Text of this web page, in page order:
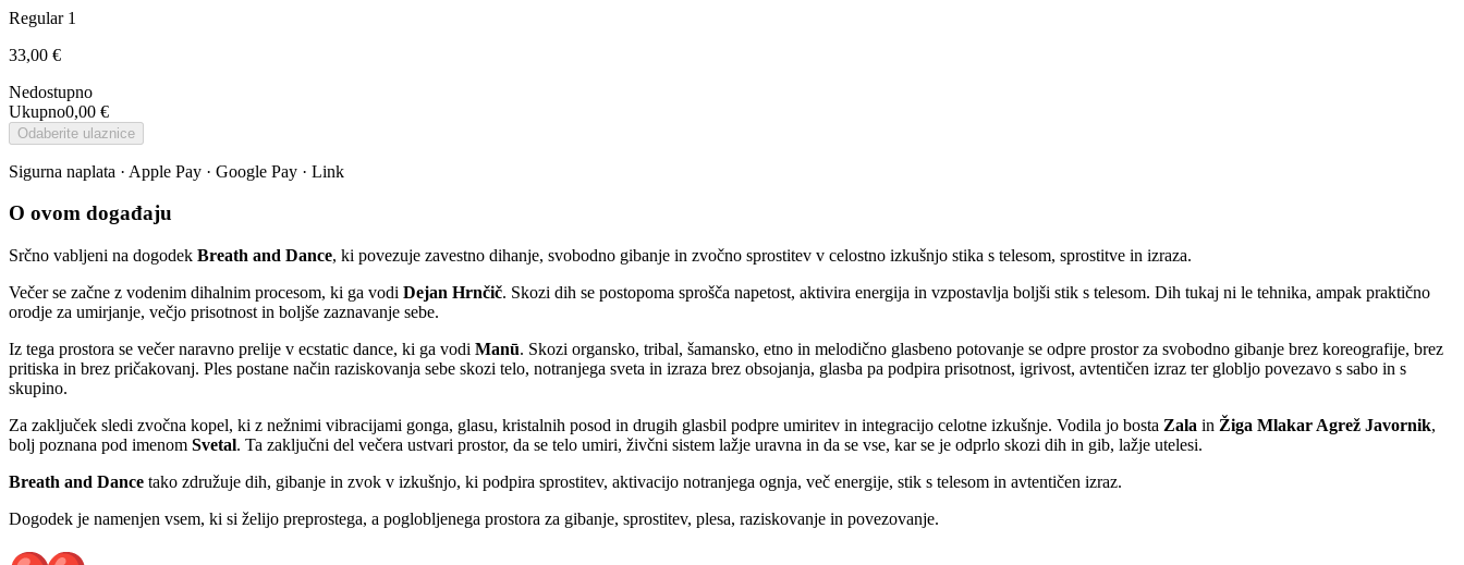
Regular 1
33,00 €
Nedostupno
Ukupno0,00 €
Odaberite ulaznice
Sigurna naplata · Apple Pay · Google Pay · Link
O ovom događaju
Srčno vabljeni na dogodek Breath and Dance, ki povezuje zavestno dihanje, svobodno gibanje in zvočno sprostitev v celostno izkušnjo stika s telesom, sprostitve in izraza.
Večer se začne z vodenim dihalnim procesom, ki ga vodi Dejan Hrnčič. Skozi dih se postopoma sprošča napetost, aktivira energija in vzpostavlja boljši stik s telesom. Dih tukaj ni le tehnika, ampak praktično
orodje za umirjanje, večjo prisotnost in boljše zaznavanje sebe.
Iz tega prostora se večer naravno prelije v ecstatic dance, ki ga vodi Manū. Skozi organsko, tribal, šamansko, etno in melodično glasbeno potovanje se odpre prostor za svobodno gibanje brez koreografije, brez
pritiska in brez pričakovanj. Ples postane način raziskovanja sebe skozi telo, notranjega sveta in izraza brez obsojanja, glasba pa podpira prisotnost, igrivost, avtentičen izraz ter globljo povezavo s sabo in s
skupino.
Za zaključek sledi zvočna kopel, ki z nežnimi vibracijami gonga, glasu, kristalnih posod in drugih glasbil podpre umiritev in integracijo celotne izkušnje. Vodila jo bosta Zala in Žiga Mlakar Agrež Javornik,
bolj poznana pod imenom Svetal. Ta zaključni del večera ustvari prostor, da se telo umiri, živčni sistem lažje uravna in da se vse, kar se je odprlo skozi dih in gib, lažje utelesi.
Breath and Dance tako združuje dih, gibanje in zvok v izkušnjo, ki podpira sprostitev, aktivacijo notranjega ognja, več energije, stik s telesom in avtentičen izraz.
Dogodek je namenjen vsem, ki si želijo preprostega, a poglobljenega prostora za gibanje, sprostitev, plesa, raziskovanje in povezovanje.